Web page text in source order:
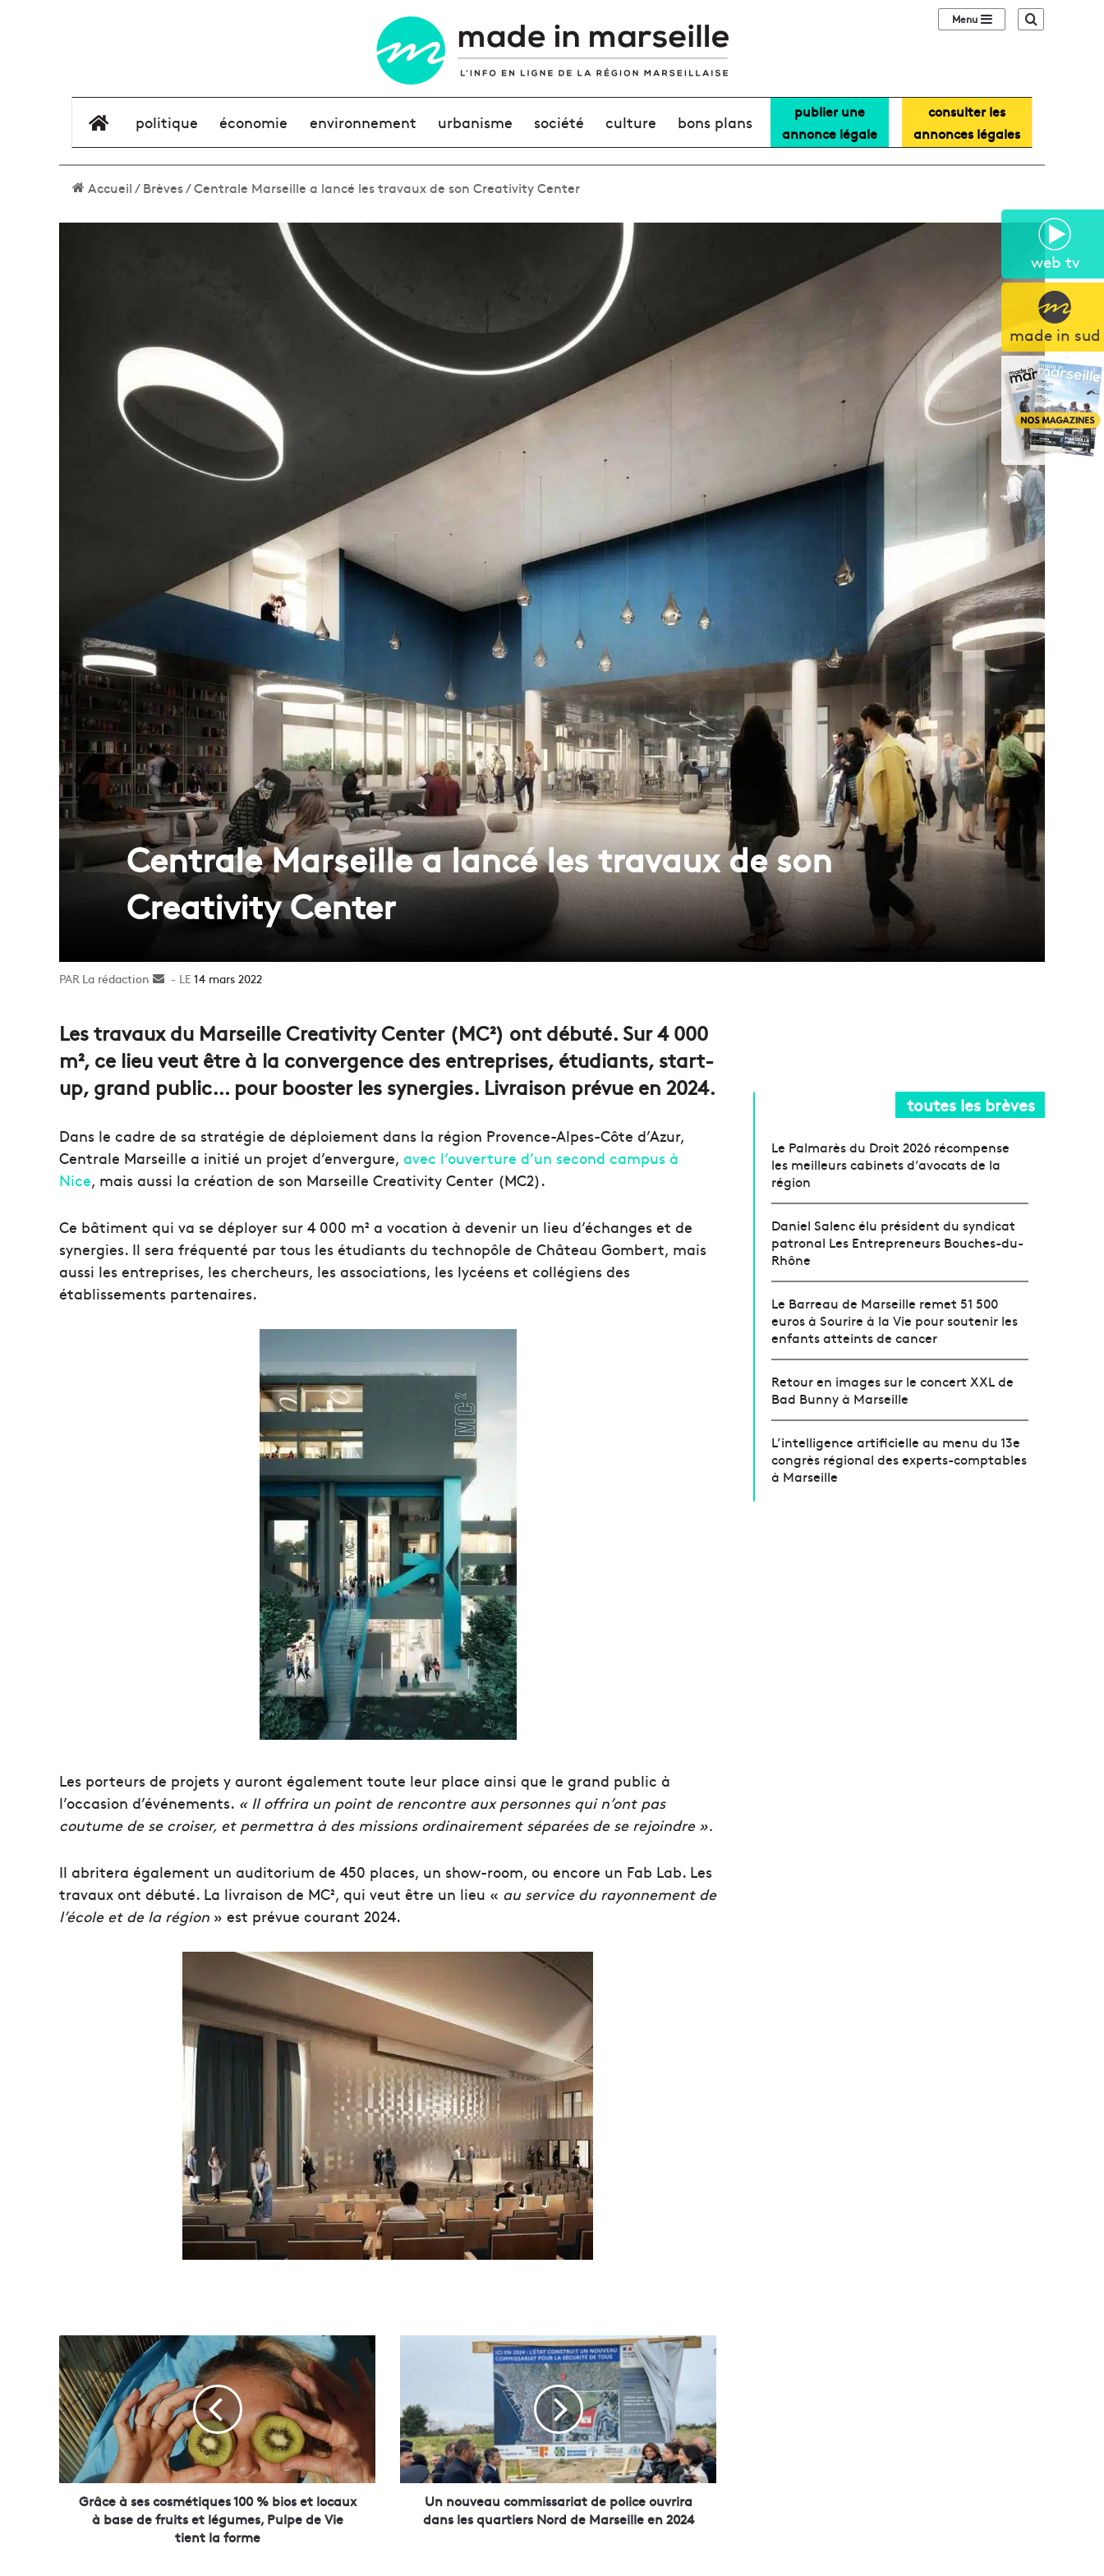
web tv
made in sud
Sidebar (barre
élément de menu
politique économie environnement urbanisme société culture bons plans
publier une
annonce légale
consulter les
annonces légales
Accueil/Brèves/Centrale Marseille a lancé les travaux de son Creativity Center
Centrale Marseille a lancé les travaux de son
Creativity Center
La rédaction
Envoyer14 mars 2022
Les travaux du Marseille Creativity Center (MC²) ont débuté. Sur 4 000
m², ce lieu veut être à la convergence des entreprises, étudiants, start-
up, grand public… pour booster les synergies. Livraison prévue en 2024.
Dans le cadre de sa stratégie de déploiement dans la région Provence-Alpes-Côte d’Azur,
Centrale Marseille a initié un projet d’envergure, avec l’ouverture d’un second campus à
Nice, mais aussi la création de son Marseille Creativity Center (MC2).
Ce bâtiment qui va se déployer sur 4 000 m² a vocation à devenir un lieu d’échanges et de
synergies. Il sera fréquenté par tous les étudiants du technopôle de Château Gombert, mais
aussi les entreprises, les chercheurs, les associations, les lycéens et collégiens des
établissements partenaires.
Les porteurs de projets y auront également toute leur place ainsi que le grand public à
l’occasion d’événements. « Il offrira un point de rencontre aux personnes qui n’ont pas
coutume de se croiser, et permettra à des missions ordinairement séparées de se rejoindre ».
Il abritera également un auditorium de 450 places, un show-room, ou encore un Fab Lab. Les
travaux ont débuté. La livraison de MC², qui veut être un lieu « au service du rayonnement de
l’école et de la région » est prévue courant 2024.
G
r
â
c
e
à
s
e
s
Grâce à ses cosmétiques 100 % bios et locaux
à base de fruits et légumes, Pulpe de Vie
tient la forme
u
v
e
a
u
Un nouveau commissariat de police ouvrira
dans les quartiers Nord de Marseille en 2024
toutes les brèves
Le Palmarès du Droit 2026 récompense
les meilleurs cabinets d’avocats de la
région
Daniel Salenc élu président du syndicat
patronal Les Entrepreneurs Bouches-du-
Rhône
Le Barreau de Marseille remet 51 500
euros à Sourire à la Vie pour soutenir les
enfants atteints de cancer
Retour en images sur le concert XXL de
Bad Bunny à Marseille
L’intelligence artificielle au menu du 13e
congrès régional des experts-comptables
à Marseille